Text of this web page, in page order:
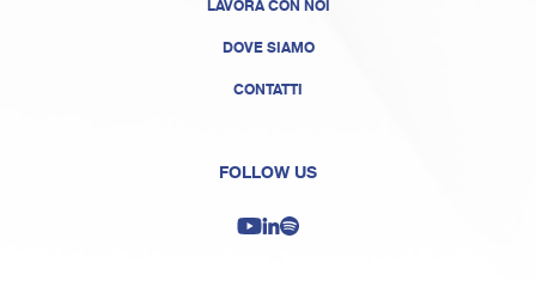
LAVORA CON NOI
DOVE SIAMO
CONTATTI
FOLLOW US